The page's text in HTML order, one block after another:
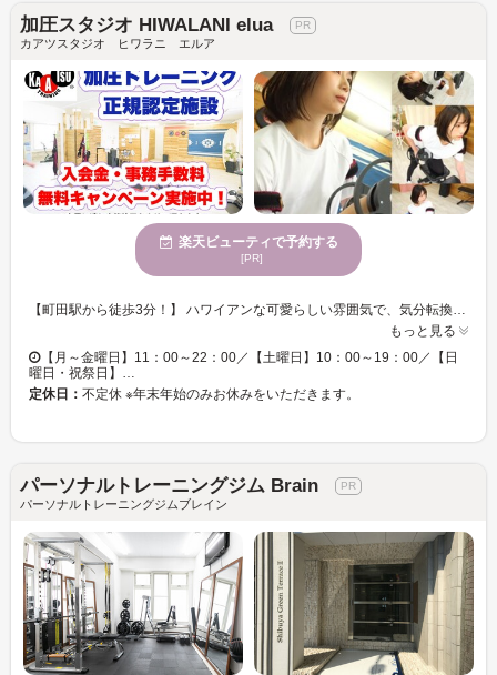
加圧スタジオ HIWALANI elua
カアツスタジオ ヒワラニ エルア
楽天ビューティで予約する
[PR]
【町田駅から徒歩3分！】 ハワイアンな可愛らしい雰囲気で、気分転換にもオススメ！お友達やご家族でのご利用も大歓迎です！運動不足、運動が苦手、続かない…という方こそ是非！！ 【短時間×低負荷だから続けられる！！】 適度に血流を制限しながら体を動かす加圧トレーニング◇軽い負荷でも効果大！だから、お子様やご年配の方でも安心です！目的に合わせたプラグラムで、プロのトレーナーがマンツーマンでサポートします！ 加圧トレーニングで、健康な身体・理想の身体を目指しませんか？
もっと見る
【月～金曜日】11：00～22：00／【土曜日】10：00～19：00／【日
曜日・祝祭日】…
定休日： 不定休 ※年末年始のみお休みをいただきます。
パーソナルトレーニングジム Brain
パーソナルトレーニングジムブレイン